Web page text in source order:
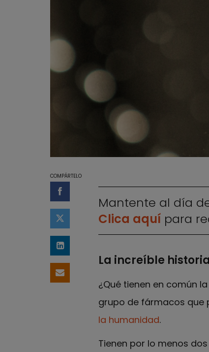
COMPÁRTELO
Compartir en Facebook
Compartir en Twitter
Compartir en LinkedIn
Compartir por email
Mantente al día
Clica aquípara
La increíble
¿Qué tienen en común
grupo de fármacos que
la humanidad.
Tienen por lo menos